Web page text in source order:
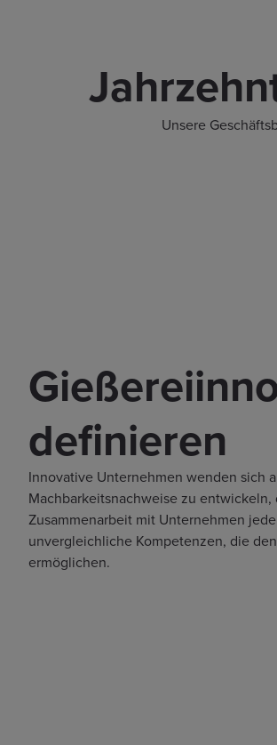
Unsere
definieren
Innovative Unternehmen wenden sich
Machbarkeitsnachweise zu
Zusammenarbeit mit Unternehmen
unvergleichliche Kompetenzen, die
ermöglichen.